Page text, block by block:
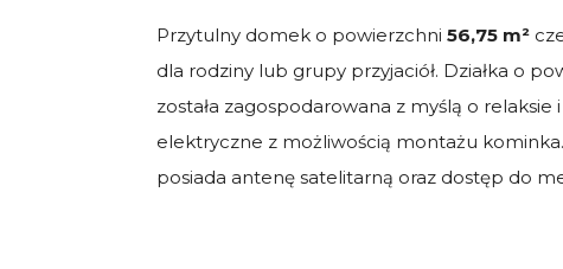
Przytulny domek o powierzchni 56,75 m²
dla rodziny lub grupy przyjaciół. Działka o
została zagospodarowana z myślą o relaksie
elektryczne z możliwością montażu
posiada antenę satelitarną oraz dostęp do